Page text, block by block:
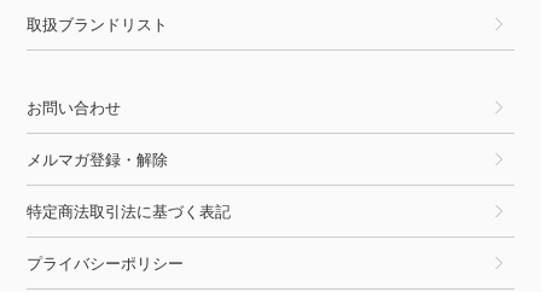
取扱ブランドリスト
お問い合わせ
メルマガ登録・解除
特定商法取引法に基づく表記
プライバシーポリシー